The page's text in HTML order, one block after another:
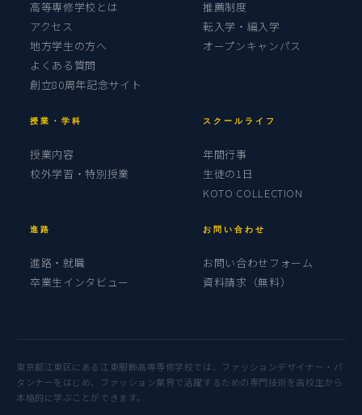
高等専修学校とは
アクセス
地方学生の方へ
よくある質問
創立80周年記念サイト
推薦制度
転入学・編入学
オープンキャンパス
授業・学科
授業内容
校外学習・特別授業
スクールライフ
年間行事
生徒の1日
KOTO COLLECTION
進路
進路・就職
卒業生インタビュー
お問い合わせ
お問い合わせフォーム
資料請求（無料）
東京都江東区にある江東服飾高等専修学校では、ファッションデザイナー・パ
タンナーをはじめ、ファッション業界で活躍するための専門技術を高校生から
本格的に学ぶことができます。